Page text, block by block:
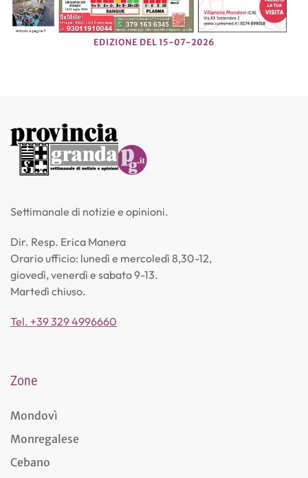
EDIZIONE DEL 15-07-2026
Settimanale di notizie e opinioni.
Dir. Resp. Erica Manera
Orario ufficio: lunedì e mercoledì 8,30-12,
giovedì, venerdì e sabato 9-13.
Martedì chiuso.
Tel. +39 329 4996660
Zone
Mondovì
Monregalese
Cebano